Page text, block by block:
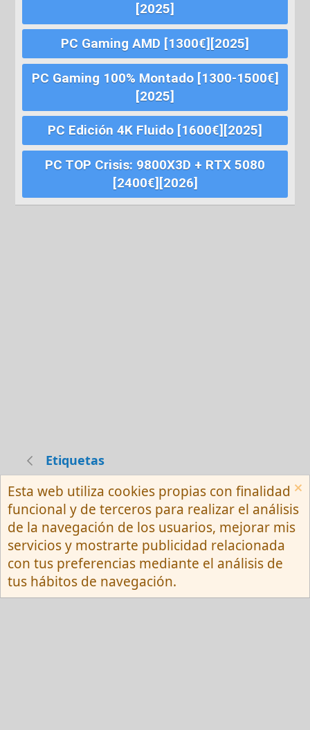
[2025]
PC Gaming AMD [1300€][2025]
PC Gaming 100% Montado [1300-1500€]
[2025]
PC Edición 4K Fluido [1600€][2025]
PC TOP Crisis: 9800X3D + RTX 5080
[2400€][2026]
Etiquetas
Español (Neutro) Tu
Contactarnos
Términos y reglas
Privacy policy
Ayuda
R
S
S
Community platform by XenForo ® © 2010-
2026 XenForo Ltd.
Esta web utiliza cookies propias con finalidad
funcional y de terceros para realizar el análisis
de la navegación de los usuarios, mejorar mis
servicios y mostrarte publicidad relacionada
con tus preferencias mediante el análisis de
tus hábitos de navegación.